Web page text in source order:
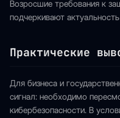
Возросшие требования к
подчеркивают
Практические
Для бизнеса и
сигнал: необходимо
кибербезопасности. В